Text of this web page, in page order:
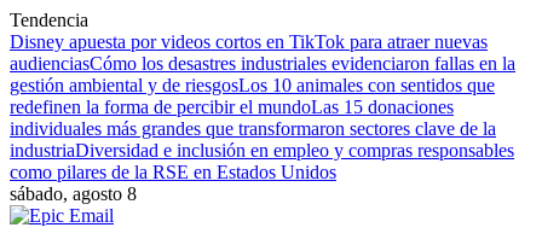
Tendencia
Disney apuesta por videos cortos en TikTok para atraer nuevas
audienciasCómo los desastres industriales evidenciaron fallas en la
gestión ambiental y de riesgosLos 10 animales con sentidos que
redefinen la forma de percibir el mundoLas 15 donaciones
individuales más grandes que transformaron sectores clave de la
industriaDiversidad e inclusión en empleo y compras responsables
como pilares de la RSE en Estados Unidos
sábado, agosto 8